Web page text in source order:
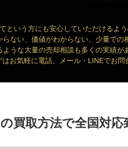
という方にも安心していただけるよう
ない、価値がわからない、少量での
ような大量の売却相談も多くの実績が
はお気軽に電話、メール・LINEでお問
買取方法で全国対応